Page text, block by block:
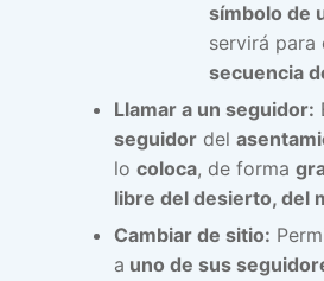
símbolo de
servirá para
secuencia
Llamar a un seguidor:
seguidor del
lo coloca, de forma
libre del desierto, del
Cambiar de sitio:
a uno de sus